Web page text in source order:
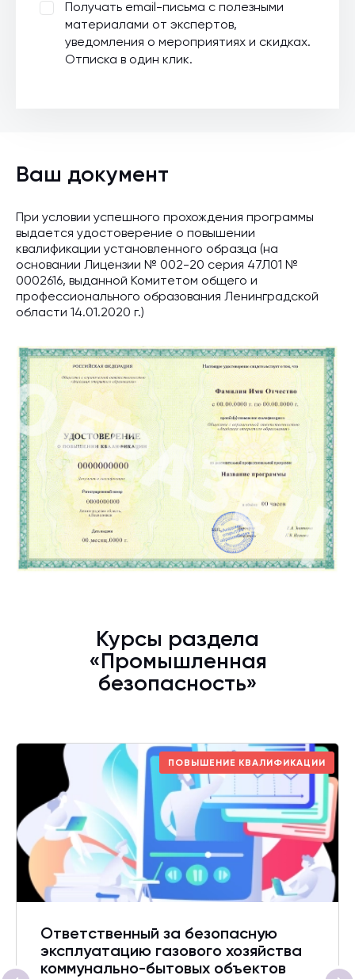
Получать email-письма с полезными
материалами от экспертов,
уведомления о мероприятиях и скидках.
Отписка в один клик.
Ваш документ
При условии успешного прохождения программы
выдается удостоверение о повышении
квалификации установленного образца (на
основании Лицензии № 002-20 серия 47Л01 №
0002616, выданной Комитетом общего и
профессионального образования Ленинградской
области 14.01.2020 г.)
Курсы раздела
«Промышленная
безопасность»
ПОВЫШЕНИЕ КВАЛИФИКАЦИИ
Ответственный за безопасную
эксплуатацию газового хозяйства
коммунально-бытовых объектов